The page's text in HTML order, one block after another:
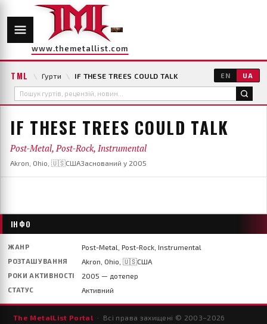
www.themetallist.com
TML \ Гурти \ IF THESE TREES COULD TALK EN UA
IF THESE TREES COULD TALK
Post-Metal, Post-Rock, Instrumental
Akron, Ohio, 🇺🇸СШАЗаснований у 2005
ІНФО
ЖАНР Post-Metal, Post-Rock, Instrumental
РОЗТАШУВАННЯ Akron, Ohio, 🇺🇸США
РОКИ АКТИВНОСТІ 2005 — дотепер
СТАТУС Активний
The MetalList Portal · Всі права захищені © 2003–2026